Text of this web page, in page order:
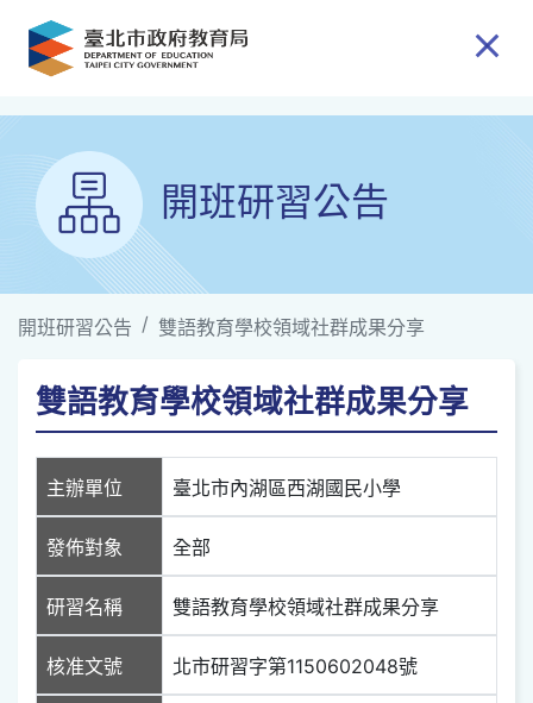
跳到主要內容
開班研習公告
開班研習公告 雙語教育學校領域社群成果分享
雙語教育學校領域社群成果分享
主辦單位 臺北市內湖區西湖國民小學
發佈對象 全部
研習名稱 雙語教育學校領域社群成果分享
核准文號 北市研習字第1150602048號